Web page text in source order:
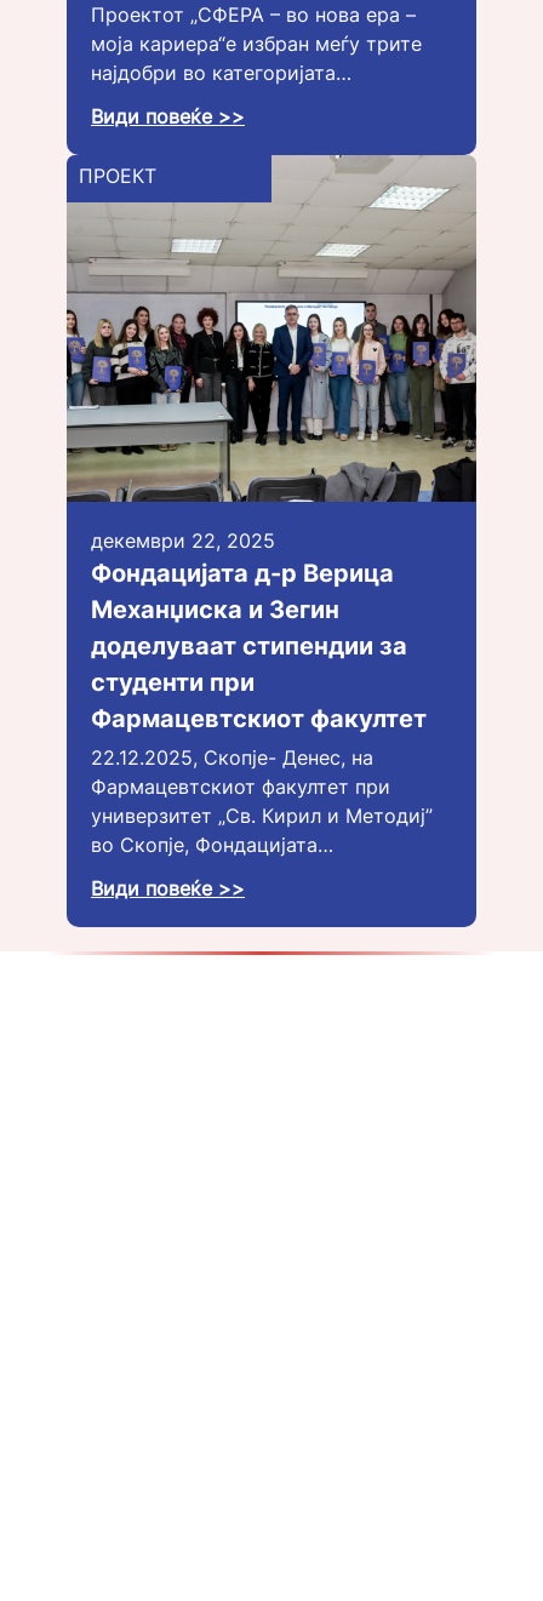
Проектот „СФЕРА – во нова ера –
моја кариера“е избран меѓу трите
најдобри во категоријата…
Види повеќе >>
ПРОЕКТ
декември 22, 2025
Фондацијата д-р Верица
Механџиска и Зегин
доделуваат стипендии за
студенти при
Фармацевтскиот факултет
22.12.2025, Скопје- Денес, на
Фармацевтскиот факултет при
универзитет „Св. Кирил и Методиј”
во Скопје, Фондацијата…
Види повеќе >>